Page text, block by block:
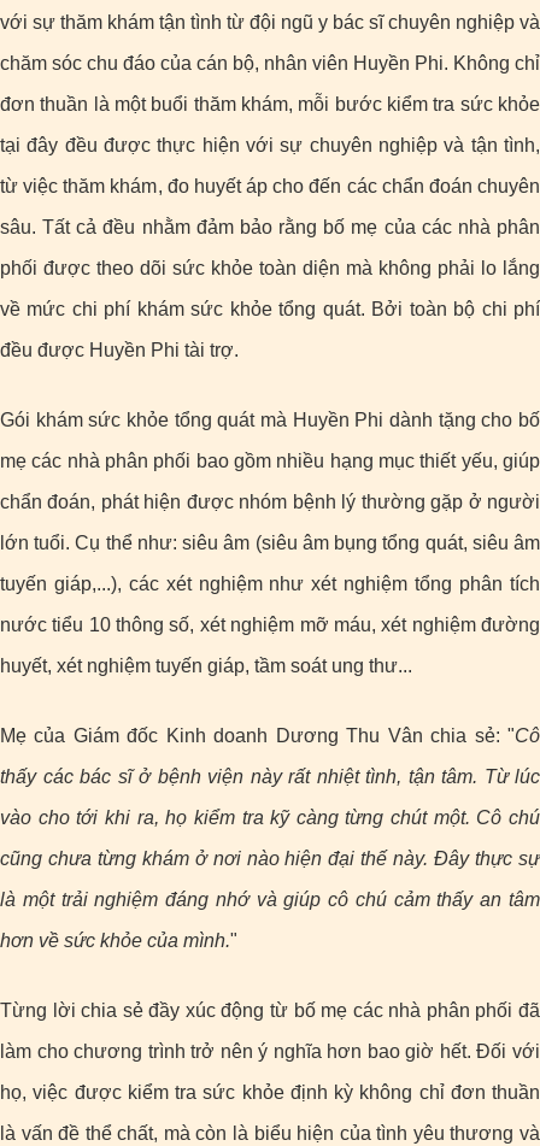
với sự thăm khám tận tình từ đội ngũ y bác sĩ chuyên nghiệp và
chăm sóc chu đáo của cán bộ, nhân viên Huyền Phi. Không chỉ
đơn thuần là một buổi thăm khám, mỗi bước kiểm tra sức khỏe
tại đây đều được thực hiện với sự chuyên nghiệp và tận tình,
từ việc thăm khám, đo huyết áp cho đến các chẩn đoán chuyên
sâu. Tất cả đều nhằm đảm bảo rằng bố mẹ của các nhà phân
phối được theo dõi sức khỏe toàn diện mà không phải lo lắng
về mức chi phí khám sức khỏe tổng quát. Bởi toàn bộ chi phí
đều được Huyền Phi tài trợ.
Gói khám sức khỏe tổng quát mà Huyền Phi dành tặng cho bố
mẹ các nhà phân phối bao gồm nhiều hạng mục thiết yếu, giúp
chẩn đoán, phát hiện được nhóm bệnh lý thường gặp ở người
lớn tuổi. Cụ thể như: siêu âm (siêu âm bụng tổng quát, siêu âm
tuyến giáp,...), các xét nghiệm như xét nghiệm tổng phân tích
nước tiểu 10 thông số, xét nghiệm mỡ máu, xét nghiệm đường
huyết, xét nghiệm tuyến giáp, tầm soát ung thư...
Mẹ của Giám đốc Kinh doanh Dương Thu Vân chia sẻ: "Cô
thấy các bác sĩ ở bệnh viện này rất nhiệt tình, tận tâm. Từ lúc
vào cho tới khi ra, họ kiểm tra kỹ càng từng chút một. Cô chú
cũng chưa từng khám ở nơi nào hiện đại thế này. Đây thực sự
là một trải nghiệm đáng nhớ và giúp cô chú cảm thấy an tâm
hơn về sức khỏe của mình."
Từng lời chia sẻ đầy xúc động từ bố mẹ các nhà phân phối đã
làm cho chương trình trở nên ý nghĩa hơn bao giờ hết. Đối với
họ, việc được kiểm tra sức khỏe định kỳ không chỉ đơn thuần
là vấn đề thể chất, mà còn là biểu hiện của tình yêu thương và